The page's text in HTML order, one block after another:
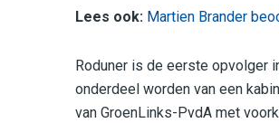
Lees ook: Martien Brander
Roduner is de eerste opvolger
onderdeel worden van een
van GroenLinks-PvdA met